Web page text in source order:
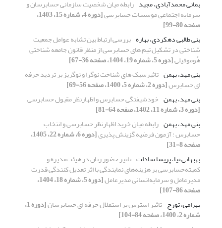
بمانی محمدآبادی، مجید رابطه میان شخصیت سازمانی حسابرسان و
سرمایه اجتماعی موسسات حسابرسی [دوره 4، شماره 15، 1403،
صفحه 80-99]
بنی طالبی دهکردی، بهاره بررسی ارتباط بین تشابه عوامل جمعیت
شناختی در تشکیل تیم های حسابرسی از منظر قانون جامعه شناختی
هُوموفیلی[دوره 5، شماره 19، 1404، صفحه 36-67]
بنی مهد، بهمن تاثیرسبک های شناخت نوگرا و نوگریز بر تردید حرفه
ای حسابرس[دوره 2، شماره 5، 1400، صفحه 56-69]
بنی مهد، بهمن خودشیفتگی حسابرس و اظهارنظر مقبول حسابرسی
[دوره 3، شماره 11، 1402، صفحه 64-81]
بنی مهد، بهمن رابطه میان خرید اظهارنظر حسابرسی و انتخاب
حسابرس : آزمون فرضیه گزینش پذیری [دوره 6، شماره 22، 1405،
صفحه 8-31]
بهبهانی نیا، پریسا سادات تاثیر حضور زنان در هیئت‌مدیره و
کمیته‌حسابرسی بر هزینه‌های نمایندگی با اثر تعدیل کنندگی قدرت
مدیرعامل و سرمایه‌انسانی مدیرعامل [دوره 5، شماره 18، 1404،
صفحه 86-107]
بهرامی، تورج تاثیر استرس بر استقلال حرفه ای حسابرسان [دوره 1،
شماره 2، 1400، صفحه 84-104]